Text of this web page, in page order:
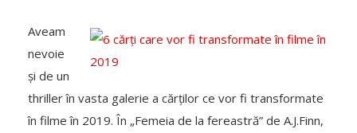
Aveam
nevoie
și de un
thriller în vasta galerie a cărților ce vor fi transformate
în filme în 2019. În „Femeia de la fereastră” de A.J.Finn,